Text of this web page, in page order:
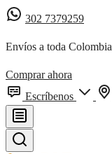
302 7379259
Envíos a toda Colombia
Comprar ahora
Escríbenos